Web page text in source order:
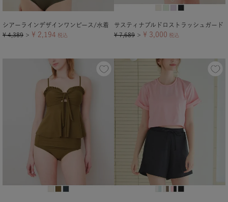
シアーラインデザインワンピース/水着
¥ 4,389 ＞ ¥ 2,194 税込
サスティナブルドロストラッシュガード
¥ 7,689 ＞ ¥ 3,000 税込